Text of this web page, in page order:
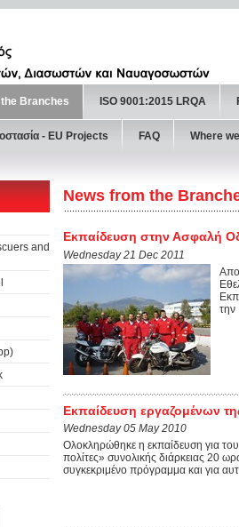
Branches ISO 9001:2015 LRQA
- ΕU Projects FAQ Where
and
News from the
Εκπαίδευση στην Ασφαλή
Wednesday 21 Dec 2011
την
Εκπαίδευση εργαζομένων
Wednesday 05 May 2010
Ολοκληρώθηκε η εκπαίδευση για
πολίτες» συνολικής διάρκειας 20
συγκεκριμένο πρόγραμμα και για